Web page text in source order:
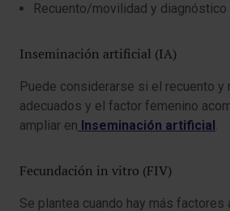
Recuento/movilidad y diagnóstico
Inseminación artificial (IA)
Puede considerarse si el recuento y
adecuados y el factor femenino
ampliar en Inseminación artificial .
Fecundación in vitro (FIV)
Se plantea cuando hay más factores